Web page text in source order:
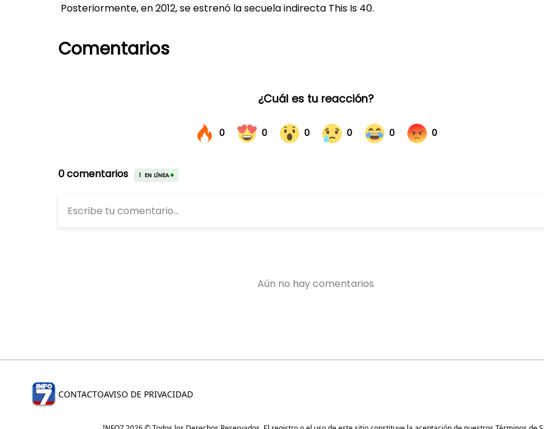
Posteriormente, en 2012, se estrenó la secuela indirecta This Is 40.
Comentarios
CONTACTOAVISO DE PRIVACIDAD